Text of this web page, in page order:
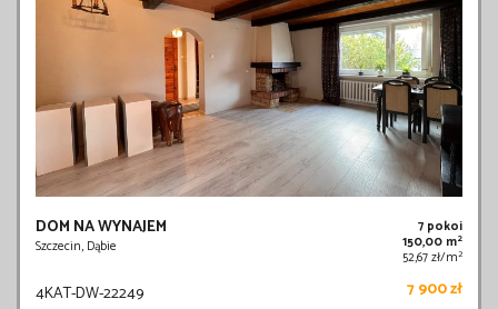
DOM NA WYNAJEM
Szczecin, Dąbie
7 pokoi
150,00 m2
52,67 zł/m2
4KAT-DW-22249 7 900 zł